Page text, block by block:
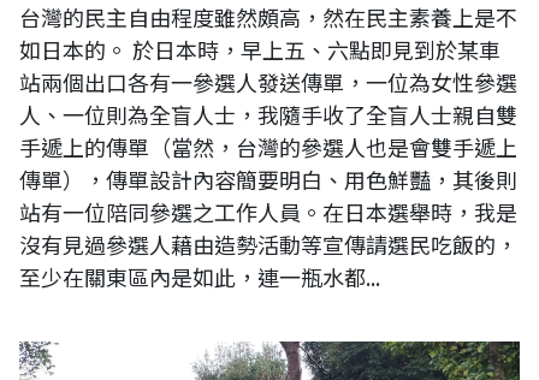
台灣的民主自由程度雖然頗高，然在民主素養上是不
如日本的。 於日本時，早上五、六點即見到於某車
站兩個出口各有一參選人發送傳單，一位為女性參選
人、一位則為全盲人士，我隨手收了全盲人士親自雙
手遞上的傳單（當然，台灣的參選人也是會雙手遞上
傳單），傳單設計內容簡要明白、用色鮮豔，其後則
站有一位陪同參選之工作人員。在日本選舉時，我是
沒有見過參選人藉由造勢活動等宣傳請選民吃飯的，
至少在關東區內是如此，連一瓶水都...
日本確診記略